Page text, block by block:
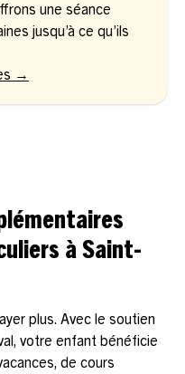
une séance
jusqu’à ce qu’ils
→
à Saint-
plus. Avec le soutien
votre enfant bénéficie
de cours